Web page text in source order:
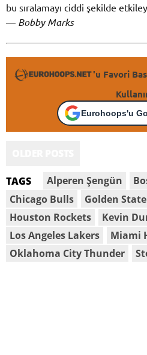
bu sıralamayı ciddi şekilde
— Bobby Marks
'u Favori
Eurohoops'u
TAGS Alperen Şengün
Chicago Bulls
Golden
Houston Rockets
Kevin
Los Angeles Lakers
Miami
Oklahoma City Thunder